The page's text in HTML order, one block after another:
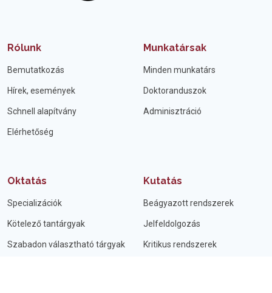
Rólunk
Bemutatkozás
Hírek, események
Schnell alapítvány
Elérhetőség
Munkatársak
Minden munkatárs
Doktoranduszok
Adminisztráció
Oktatás
Specializációk
Kötelező tantárgyak
Szabadon választható tárgyak
Kutatás
Beágyazott rendszerek
Jelfeldolgozás
Kritikus rendszerek